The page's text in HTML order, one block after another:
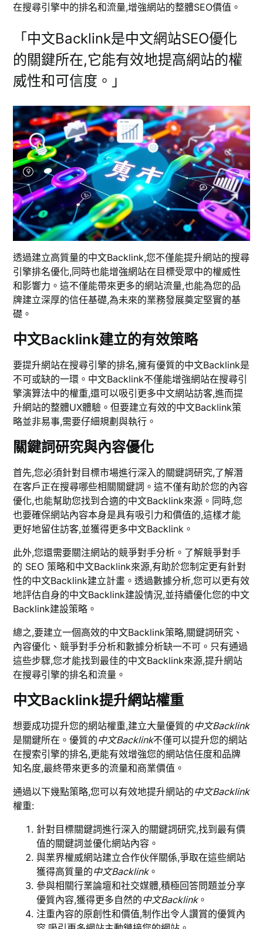
在搜尋引擎中的排名和流量,增強網站的整體SEO價值。
「中文Backlink是中文網站SEO優化
的關鍵所在,它能有效地提高網站的權
威性和可信度。」
透過建立高質量的中文Backlink,您不僅能提升網站的搜尋
引擎排名優化,同時也能增強網站在目標受眾中的權威性
和影響力。這不僅能帶來更多的網站流量,也能為您的品
牌建立深厚的信任基礎,為未來的業務發展奠定堅實的基
礎。
中文Backlink建立的有效策略
要提升網站在搜尋引擎的排名,擁有優質的中文Backlink是
不可或缺的一環。中文Backlink不僅能增強網站在搜尋引
擎演算法中的權重,還可以吸引更多中文網站訪客,進而提
升網站的整體UX體驗。但要建立有效的中文Backlink策
略並非易事,需要仔細規劃與執行。
關鍵詞研究與內容優化
首先,您必須針對目標市場進行深入的關鍵詞研究,了解潛
在客戶正在搜尋哪些相關關鍵詞。這不僅有助於您的內容
優化,也能幫助您找到合適的中文Backlink來源。同時,您
也要確保網站內容本身是具有吸引力和價值的,這樣才能
更好地留住訪客,並獲得更多中文Backlink。
此外,您還需要關注網站的競爭對手分析。了解競爭對手
的 SEO 策略和中文Backlink來源,有助於您制定更有針對
性的中文Backlink建立計畫。透過數據分析,您可以更有效
地評估自身的中文Backlink建設情況,並持續優化您的中文
Backlink建設策略。
總之,要建立一個高效的中文Backlink策略,關鍵詞研究、
內容優化、競爭對手分析和數據分析缺一不可。只有通過
這些步驟,您才能找到最佳的中文Backlink來源,提升網站
在搜尋引擎的排名和流量。
中文Backlink提升網站權重
想要成功提升您的網站權重,建立大量優質的中文Backlink
是關鍵所在。優質的中文Backlink不僅可以提升您的網站
在搜索引擎的排名,更能有效增強您的網站信任度和品牌
知名度,最終帶來更多的流量和商業價值。
通過以下幾點策略,您可以有效地提升網站的中文Backlink
權重:
針對目標關鍵詞進行深入的關鍵詞研究,找到最有價
值的關鍵詞並優化網站內容。
與業界權威網站建立合作伙伴關係,爭取在這些網站
獲得高質量的中文Backlink。
參與相關行業論壇和社交媒體,積極回答問題並分享
優質內容,獲得更多自然的中文Backlink。
注重內容的原創性和價值,制作出令人讚賞的優質內